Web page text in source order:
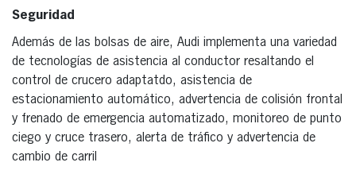
Seguridad
Además de las bolsas de aire, Audi implementa una variedad
de tecnologías de asistencia al conductor resaltando el
control de crucero adaptatdo, asistencia de
estacionamiento automático, advertencia de colisión frontal
y frenado de emergencia automatizado, monitoreo de punto
ciego y cruce trasero, alerta de tráfico y advertencia de
cambio de carril